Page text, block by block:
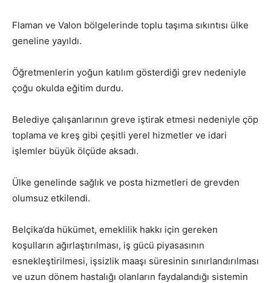
Flaman ve Valon bölgelerinde toplu taşıma sıkıntısı ülke
geneline yayıldı.
Öğretmenlerin yoğun katılım gösterdiği grev nedeniyle
çoğu okulda eğitim durdu.
Belediye çalışanlarının greve iştirak etmesi nedeniyle çöp
toplama ve kreş gibi çeşitli yerel hizmetler ve idari
işlemler büyük ölçüde aksadı.
Ülke genelinde sağlık ve posta hizmetleri de grevden
olumsuz etkilendi.
Belçika’da hükümet, emeklilik hakkı için gereken
koşulların ağırlaştırılması, iş gücü piyasasının
esnekleştirilmesi, işsizlik maaşı süresinin sınırlandırılması
ve uzun dönem hastalığı olanların faydalandığı sistemin